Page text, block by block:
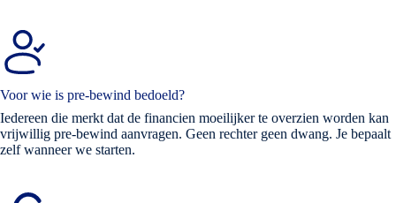
Voor wie is pre-bewind bedoeld?
Iedereen die merkt dat de financien moeilijker te overzien worden kan
vrijwillig pre-bewind aanvragen. Geen rechter geen dwang. Je bepaalt
zelf wanneer we starten.